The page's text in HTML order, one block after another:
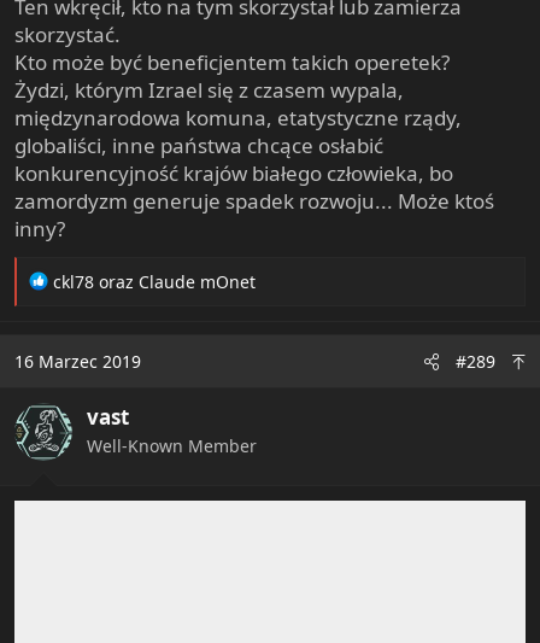
Ten wkręcił, kto na tym skorzystał lub zamierza
skorzystać.
Kto może być beneficjentem takich operetek?
Żydzi, którym Izrael się z czasem wypala,
międzynarodowa komuna, etatystyczne rządy,
globaliści, inne państwa chcące osłabić
konkurencyjność krajów białego człowieka, bo
zamordyzm generuje spadek rozwoju... Może ktoś
inny?
R
t
o
n
s
ckl78 oraz Claude mOnet
16 Marzec 2019 #289
vast
Well-Known Member